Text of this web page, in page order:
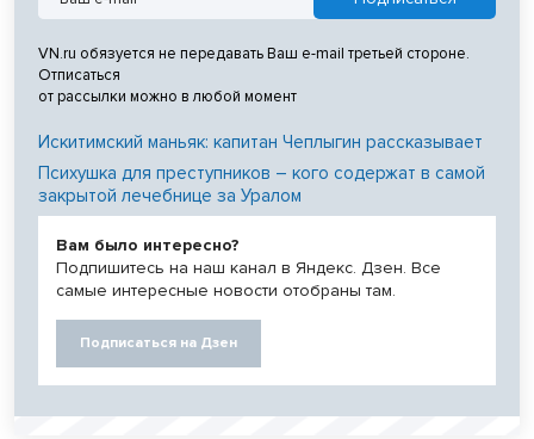
VN.ru обязуется не передавать Ваш e-mail третьей стороне.
Отписаться
от рассылки можно в любой момент
Искитимский маньяк: капитан Чеплыгин рассказывает
Психушка для преступников – кого содержат в самой
закрытой лечебнице за Уралом
Вам было интересно?
Подпишитесь на наш канал в Яндекс. Дзен. Все
самые интересные новости отобраны там.
Подписаться на Дзен